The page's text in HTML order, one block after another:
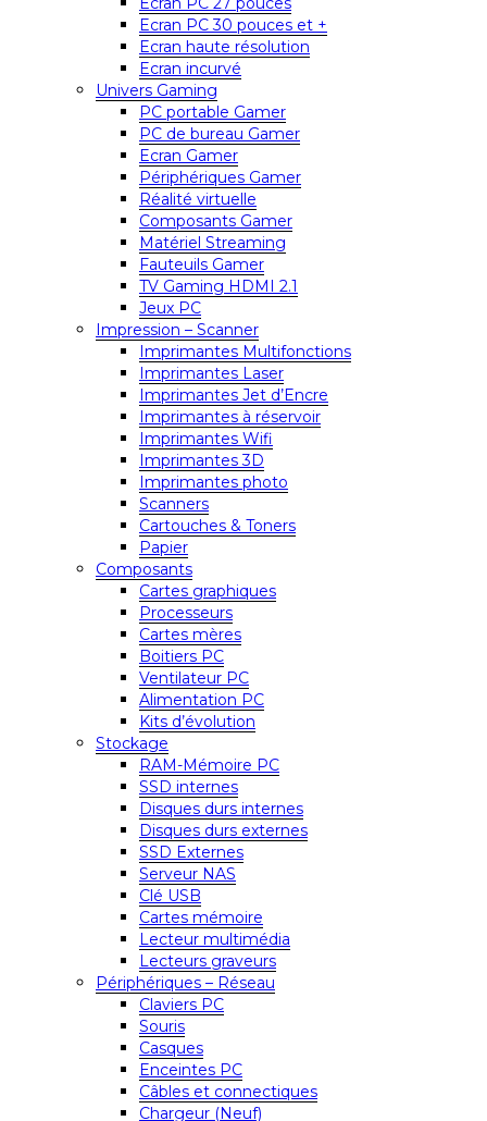
Ecran PC 30 pouces et +
Ecran haute résolution
Ecran incurvé
Univers Gaming
PC portable Gamer
PC de bureau Gamer
Ecran Gamer
Périphériques Gamer
Réalité virtuelle
Composants Gamer
Matériel Streaming
Fauteuils Gamer
TV Gaming HDMI 2.1
Jeux PC
Impression – Scanner
Imprimantes Multifonctions
Imprimantes Laser
Imprimantes Jet d’Encre
Imprimantes à réservoir
Imprimantes Wifi
Imprimantes 3D
Imprimantes photo
Scanners
Cartouches & Toners
Papier
Composants
Cartes graphiques
Processeurs
Cartes mères
Boitiers PC
Ventilateur PC
Alimentation PC
Kits d’évolution
Stockage
RAM-Mémoire PC
SSD internes
Disques durs internes
Disques durs externes
SSD Externes
Serveur NAS
Clé USB
Cartes mémoire
Lecteur multimédia
Lecteurs graveurs
Périphériques – Réseau
Claviers PC
Souris
Casques
Enceintes PC
Câbles et connectiques
Chargeur (Neuf)